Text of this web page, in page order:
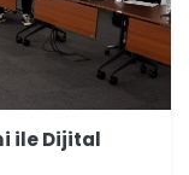
ile Dijital